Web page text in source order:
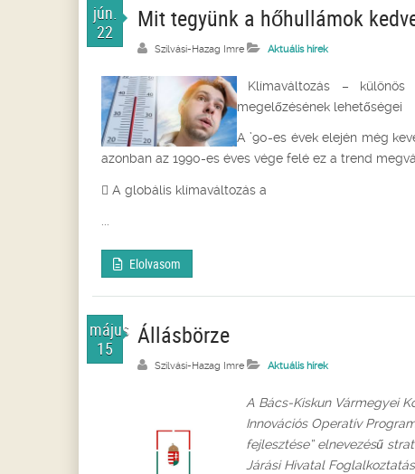
jún.
22
Mit tegyünk a hőhullámok
Szilvási-Hazag Imre Aktuális hírek
Klímaváltozás –
megelőzésének lehetőségei
A ’90-es évek elején még
azonban az 1990-es éves vége felé ez a trend
 A globális klímaváltozás a
...
Elolvasom
május
15
Állásbörze
Szilvási-Hazag Imre Aktuális hírek
A Bács-Kiskun Vármegyei
Innovációs Operatív
fejlesztése” elnevezésű
Járási Hivatal